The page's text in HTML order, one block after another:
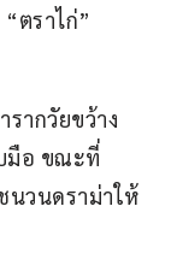
ตราไก่”
ากวัยขว้าง
มือ ขณะที่
นวนดราม่าให้